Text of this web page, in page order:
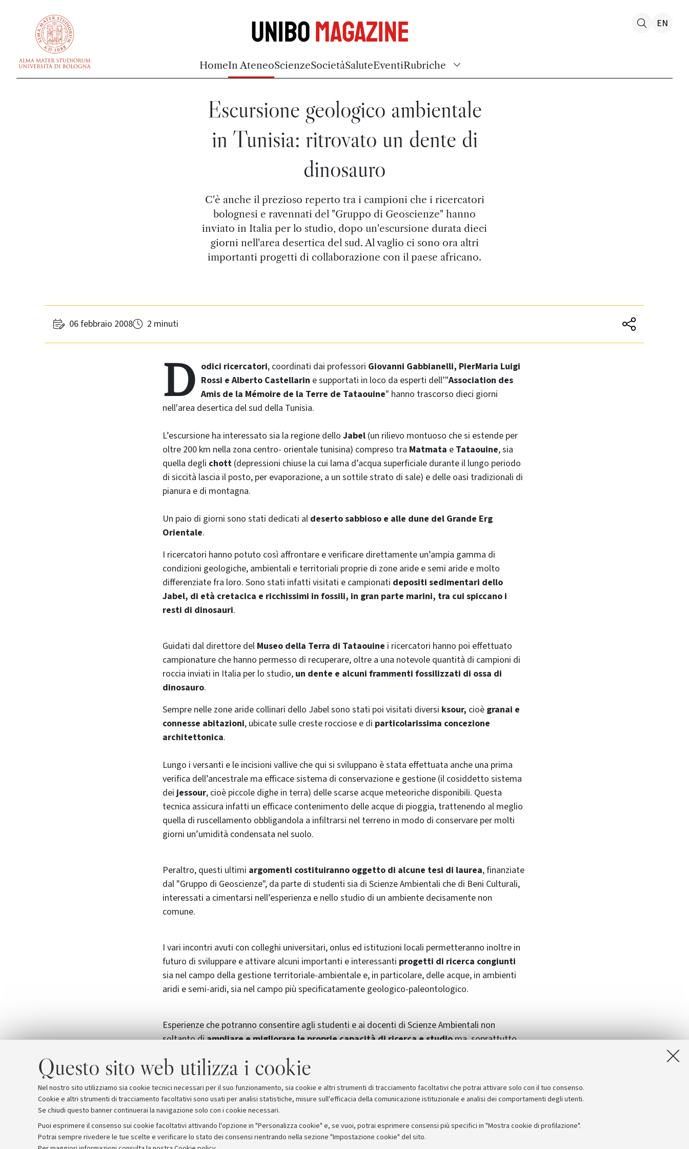
Questo sito web utilizza i cookie
Nel nostro sito utilizziamo sia cookie tecnici necessari per il suo funzionamento, sia cookie e altri strumenti di tracciamento facoltativi che potrai attivare solo con il tuo consenso.
Cookie e altri strumenti di tracciamento facoltativi sono usati per analisi statistiche, misure sull'efficacia della comunicazione istituzionale e analisi dei comportamenti degli utenti.
Se chiudi questo banner continuerai la navigazione solo con i cookie necessari.
Puoi esprimere il consenso sui cookie facoltativi attivando l'opzione in "Personalizza cookie" e, se vuoi, potrai esprimere consensi più specifici in "Mostra cookie di profilazione".
Potrai sempre rivedere le tue scelte e verificare lo stato dei consensi rientrando nella sezione "Impostazione cookie" del sito.
UniboMagazine
HomeIn AteneoScienzeSocietàSaluteEventiRubriche
EN
Escursione geologico ambientale
in Tunisia: ritrovato un dente di
dinosauro
C'è anche il prezioso reperto tra i campioni che i ricercatori
bolognesi e ravennati del "Gruppo di Geoscienze" hanno
inviato in Italia per lo studio, dopo un'escursione durata dieci
giorni nell'area desertica del sud. Al vaglio ci sono ora altri
importanti progetti di collaborazione con il paese africano.
06 febbraio 2008 2 minuti
D odici ricercatori, coordinati dai professori Giovanni Gabbianelli, PierMaria Luigi
Rossi e Alberto Castellarin e supportati in loco da esperti dell’"Association des
Amis de la Mémoire de la Terre de Tataouine" hanno trascorso dieci giorni
nell'area desertica del sud della Tunisia.
L’escursione ha interessato sia la regione dello Jabel (un rilievo montuoso che si estende per
oltre 200 km nella zona centro- orientale tunisina) compreso tra Matmata e Tataouine, sia
quella degli chott (depressioni chiuse la cui lama d’acqua superficiale durante il lungo periodo
di siccità lascia il posto, per evaporazione, a un sottile strato di sale) e delle oasi tradizionali di
pianura e di montagna.
Un paio di giorni sono stati dedicati al deserto sabbioso e alle dune del Grande Erg
Orientale.
I ricercatori hanno potuto così affrontare e verificare direttamente un’ampia gamma di
condizioni geologiche, ambientali e territoriali proprie di zone aride e semi aride e molto
differenziate fra loro. Sono stati infatti visitati e campionati depositi sedimentari dello
Jabel, di età cretacica e ricchissimi in fossili, in gran parte marini, tra cui spiccano i
resti di dinosauri.
Guidati dal direttore del Museo della Terra di Tataouine i ricercatori hanno poi effettuato
campionature che hanno permesso di recuperare, oltre a una notevole quantità di campioni di
roccia inviati in Italia per lo studio, un dente e alcuni frammenti fossilizzati di ossa di
dinosauro.
Sempre nelle zone aride collinari dello Jabel sono stati poi visitati diversi ksour, cioè granai e
connesse abitazioni, ubicate sulle creste rocciose e di particolarissima concezione
architettonica.
Lungo i versanti e le incisioni vallive che qui si sviluppano è stata effettuata anche una prima
verifica dell’ancestrale ma efficace sistema di conservazione e gestione (il cosiddetto sistema
dei jessour, cioè piccole dighe in terra) delle scarse acque meteoriche disponibili. Questa
tecnica assicura infatti un efficace contenimento delle acque di pioggia, trattenendo al meglio
quella di ruscellamento obbligandola a infiltrarsi nel terreno in modo di conservare per molti
giorni un’umidità condensata nel suolo.
Peraltro, questi ultimi argomenti costituiranno oggetto di alcune tesi di laurea, finanziate
dal "Gruppo di Geoscienze", da parte di studenti sia di Scienze Ambientali che di Beni Culturali,
interessati a cimentarsi nell’esperienza e nello studio di un ambiente decisamente non
comune.
I vari incontri avuti con colleghi universitari, onlus ed istituzioni locali permetteranno inoltre in
futuro di sviluppare e attivare alcuni importanti e interessanti progetti di ricerca congiunti
sia nel campo della gestione territoriale-ambientale e, in particolare, delle acque, in ambienti
aridi e semi-aridi, sia nel campo più specificatamente geologico-paleontologico.
Esperienze che potranno consentire agli studenti e ai docenti di Scienze Ambientali non
soltanto diampliare e migliorare le proprie capacità di ricerca e studioma, soprattutto,
problemi così diversi da quanto normalmente sviluppato in Italia e oggi di particolare interesse
Archivio Comunicati stampa Redazione Rassegna stampa